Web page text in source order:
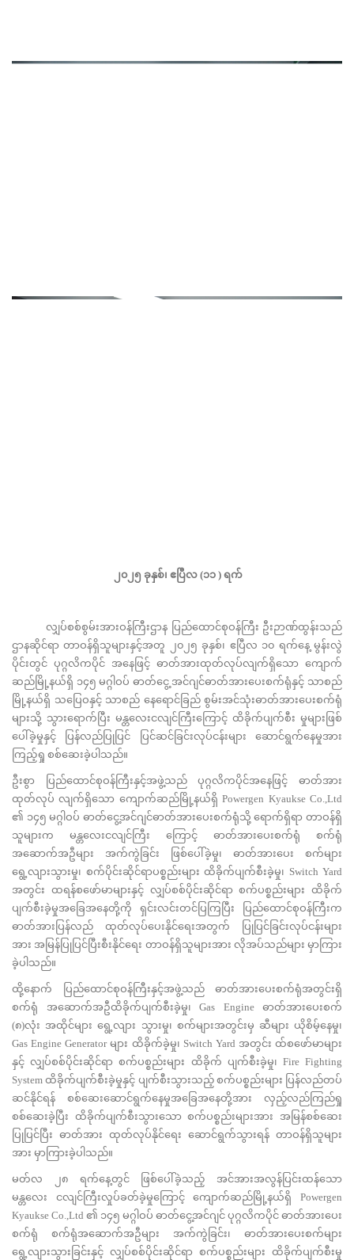
၂၀၂၅ ခုနှစ်၊ ဧပြီလ (၁၁ ) ရက်
လျှပ်စစ်စွမ်းအားဝန်ကြီးဌာန ပြည်ထောင်စုဝန်ကြီး ဦးဉာဏ်ထွန်းသည်
ဌာနဆိုင်ရာ တာဝန်ရှိသူများနှင့်အတူ ၂၀၂၅ ခုနှစ်၊ ဧပြီလ ၁၀ ရက်နေ့ မွန်းလွဲ
ပိုင်းတွင် ပုဂ္ဂလိကပိုင် အနေဖြင့် ဓာတ်အားထုတ်လုပ်လျက်ရှိသော ကျောက်
ဆည်မြို့နယ်ရှိ ၁၄၅ မဂ္ဂါဝပ် ဓာတ်ငွေ့ အင်ဂျင်ဓာတ်အားပေးစက်ရုံနှင့် သာစည်
မြို့နယ်ရှိ သပြေဝနှင့် သာစည် နေရောင်ခြည် စွမ်းအင်သုံးဓာတ်အားပေးစက်ရုံ
များသို့ သွားရောက်ပြီး မန္တလေးငလျင်ကြီးကြောင့် ထိခိုက်ပျက်စီး မှုများဖြစ်
ပေါ်ခဲ့မှုနှင့် ပြန်လည်ပြုပြင် ပြင်ဆင်ခြင်းလုပ်ငန်းများ ဆောင်ရွက်နေမှုအား
ကြည့်ရှု စစ်ဆေးခဲ့ပါသည်။
ဦးစွာ ပြည်ထောင်စုဝန်ကြီးနှင့်အဖွဲ့သည် ပုဂ္ဂလိကပိုင်အနေဖြင့် ဓာတ်အား
ထုတ်လုပ် လျက်ရှိသော ကျောက်ဆည်မြို့နယ်ရှိ Powergen Kyaukse Co.,Ltd
၏ ၁၄၅ မဂ္ဂါဝပ် ဓာတ်ငွေ့အင်ဂျင်ဓာတ်အားပေးစက်ရုံသို့ ရောက်ရှိရာ တာဝန်ရှိ
သူများက မန္တလေးငလျင်ကြီး ကြောင့် ဓာတ်အားပေးစက်ရုံ စက်ရုံ
အဆောက်အဦများ အက်ကွဲခြင်း ဖြစ်ပေါ်ခဲ့မှု၊ ဓာတ်အားပေး စက်များ
ရွေ့လျားသွားမှု၊ စက်ပိုင်းဆိုင်ရာပစ္စည်းများ ထိခိုက်ပျက်စီးခဲ့မှု၊ Switch Yard
အတွင်း ထရန်စဖော်မာများနှင့် လျှပ်စစ်ပိုင်းဆိုင်ရာ စက်ပစ္စည်းများ ထိခိုက်
ပျက်စီးခဲ့မှုအခြေအနေတို့ကို ရှင်းလင်းတင်ပြကြပြီး ပြည်ထောင်စုဝန်ကြီးက
ဓာတ်အားပြန်လည် ထုတ်လုပ်ပေးနိုင်ရေးအတွက် ပြုပြင်ခြင်းလုပ်ငန်းများ
အား အမြန်ပြုပြင်ပြီးစီးနိုင်ရေး တာဝန်ရှိသူများအား လိုအပ်သည်များ မှာကြား
ခဲ့ပါသည်။
ထို့နောက် ပြည်ထောင်စုဝန်ကြီးနှင့်အဖွဲ့သည် ဓာတ်အားပေးစက်ရုံအတွင်းရှိ
စက်ရုံ အဆောက်အဦထိခိုက်ပျက်စီးခဲ့မှု၊ Gas Engine ဓာတ်အားပေးစက်
(၈)လုံး အထိုင်များ ရွေ့လျား သွားမှု၊ စက်များအတွင်းမှ ဆီများ ယိုစိမ့်နေမှု၊
Gas Engine Generator များ ထိခိုက်ခဲ့မှု၊ Switch Yard အတွင်း ထ်စဖော်မာများ
နှင့် လျှပ်စစ်ပိုင်းဆိုင်ရာ စက်ပစ္စည်းများ ထိခိုက် ပျက်စီးခဲ့မှု၊ Fire Fighting
System ထိခိုက်ပျက်စီးခဲ့မှုနှင့် ပျက်စီးသွားသည့် စက်ပစ္စည်းများ ပြန်လည်တပ်
ဆင်နိုင်ရန် စစ်ဆေးဆောင်ရွက်နေမှုအခြေအနေတို့အား လှည့်လည်ကြည်ရှု
စစ်ဆေးခဲ့ပြီး ထိခိုက်ပျက်စီးသွားသော စက်ပစ္စည်းများအား အမြန်စစ်ဆေး
ပြုပြင်ပြီး ဓာတ်အား ထုတ်လုပ်နိုင်ရေး ဆောင်ရွက်သွားရန် တာဝန်ရှိသူများ
အား မှာကြားခဲ့ပါသည်။
မတ်လ ၂၈ ရက်နေ့တွင် ဖြစ်ပေါ်ခဲ့သည့် အင်အားအလွန်ပြင်းထန်သော
မန္တလေး ငလျင်ကြီးလှုပ်ခတ်ခဲ့မှုကြောင့် ကျောက်ဆည်မြို့နယ်ရှိ Powergen
Kyaukse Co.,Ltd ၏ ၁၄၅ မဂ္ဂါဝပ် ဓာတ်ငွေ့အင်ဂျင် ပုဂ္ဂလိကပိုင် ဓာတ်အားပေး
စက်ရုံ စက်ရုံအဆောက်အဦများ အက်ကွဲခြင်း၊ ဓာတ်အားပေးစက်များ
ရွေ့လျားသွားခြင်းနှင့် လျှပ်စစ်ပိုင်းဆိုင်ရာ စက်ပစ္စည်းများ ထိခိုက်ပျက်စီးမှု